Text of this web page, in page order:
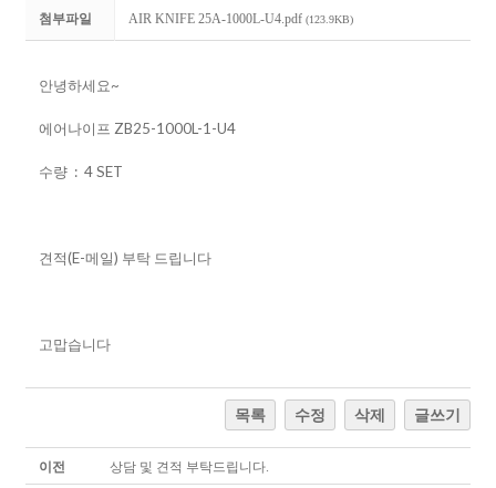
첨부파일 AIR KNIFE 25A-1000L-U4.pdf (123.9KB)
안녕하세요~
에어나이프 ZB25-1000L-1-U4
수량 : 4 SET
견적(E-메일) 부탁 드립니다
고맙습니다
목록 수정 삭제 글쓰기
이전 상담 및 견적 부탁드립니다.